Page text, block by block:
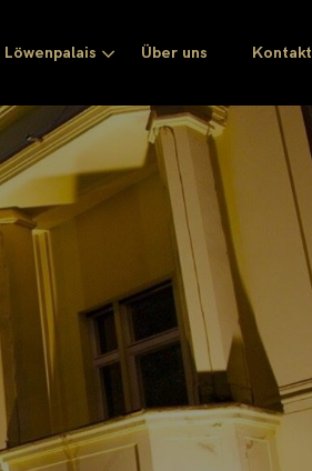
Löwenpalais Über uns Kontakt